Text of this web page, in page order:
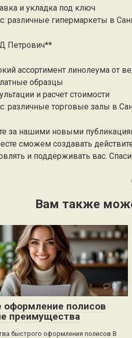
и укладка под ключ
различные гипермаркеты в
Петрович**
ассортимент линолеума от
образцы
и расчет стоимости
различные торговые залы в
за нашими новыми
сможем создавать
и поддерживать вас.
Вам также
0
оформление полисов
преимущества
быстрого оформления полисов В